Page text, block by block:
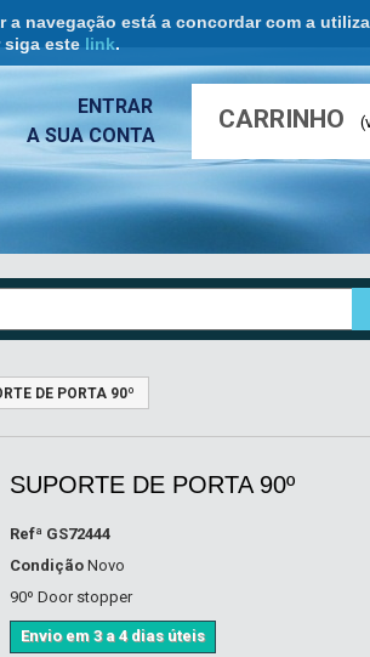
navegação está a concordar com a
siga este link.
CARRINHO
ENTRAR
A SUA CONTA
DE PORTA 90º
SUPORTE DE PORTA 90º
Refª GS72444
Condição Novo
90º Door stopper
Envio em 3 a 4 dias úteis